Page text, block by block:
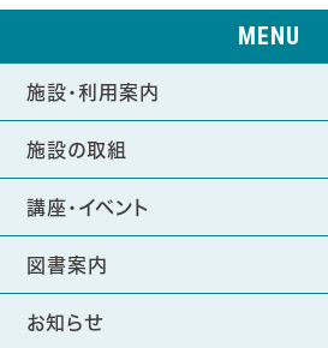
MENU
施設・利用案内
施設の取組
講座・イベント
図書案内
お知らせ